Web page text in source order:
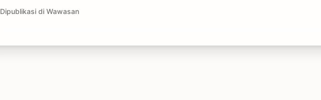
Dipublikasi di Wawasan